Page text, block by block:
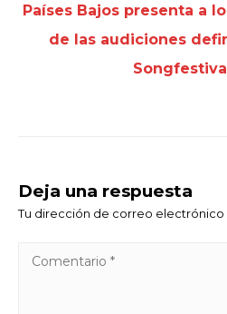
Países Bajos presenta a
de las audiciones
Deja una respuesta
Tu dirección de correo electrónico